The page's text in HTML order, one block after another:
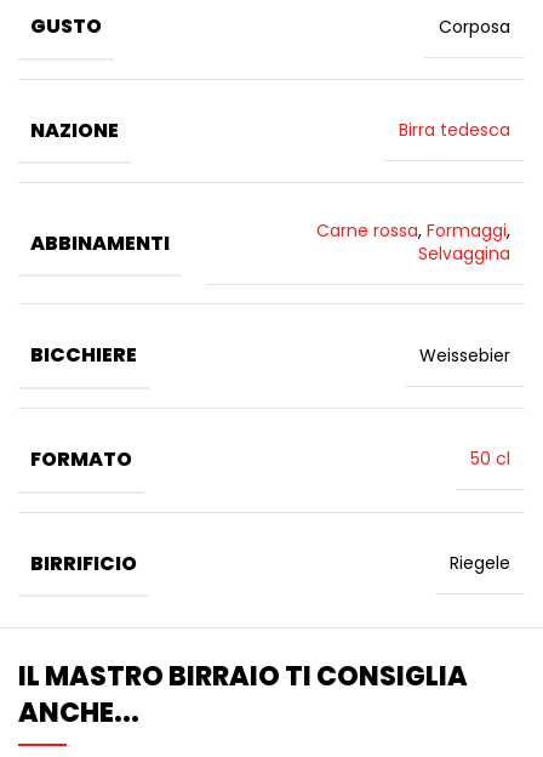
GUSTO Corposa
NAZIONE Birra tedesca
ABBINAMENTI Carne rossa, Formaggi,
Selvaggina
BICCHIERE Weissebier
FORMATO 50 cl
BIRRIFICIO Riegele
IL MASTRO BIRRAIO TI CONSIGLIA
ANCHE...